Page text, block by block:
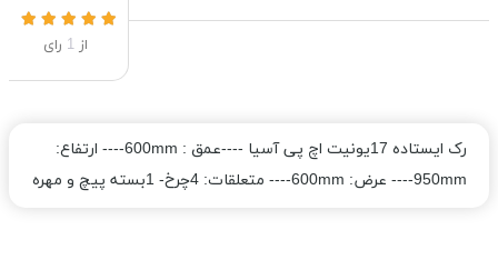
از 1 رای
رک ایستاده 17یونیت اچ پی آسیا ----عمق : 600mm---- ارتفاع:
950mm---- عرض: 600mm---- متعلقات: 4چرخ- 1بسته پیچ و مهره